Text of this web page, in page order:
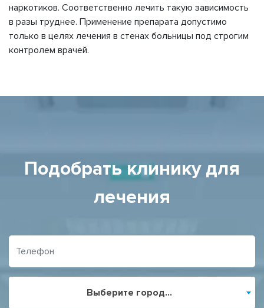
наркотиков. Соответственно лечить такую зависимость
в разы труднее. Применение препарата допустимо
только в целях лечения в стенах больницы под строгим
контролем врачей.
Подобрать клинику для
лечения
Выберите город...